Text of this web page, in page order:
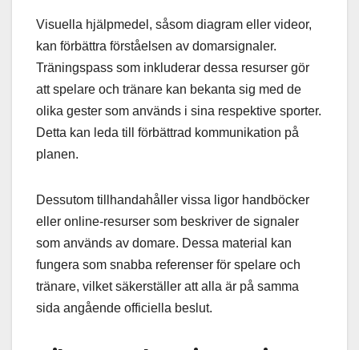
Visuella hjälpmedel, såsom diagram eller videor,
kan förbättra förståelsen av domarsignaler.
Träningspass som inkluderar dessa resurser gör
att spelare och tränare kan bekanta sig med de
olika gester som används i sina respektive sporter.
Detta kan leda till förbättrad kommunikation på
planen.
Dessutom tillhandahåller vissa ligor handböcker
eller online-resurser som beskriver de signaler
som används av domare. Dessa material kan
fungera som snabba referenser för spelare och
tränare, vilket säkerställer att alla är på samma
sida angående officiella beslut.